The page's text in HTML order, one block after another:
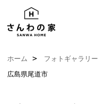
ホーム フォトギャラリー
広島県尾道市